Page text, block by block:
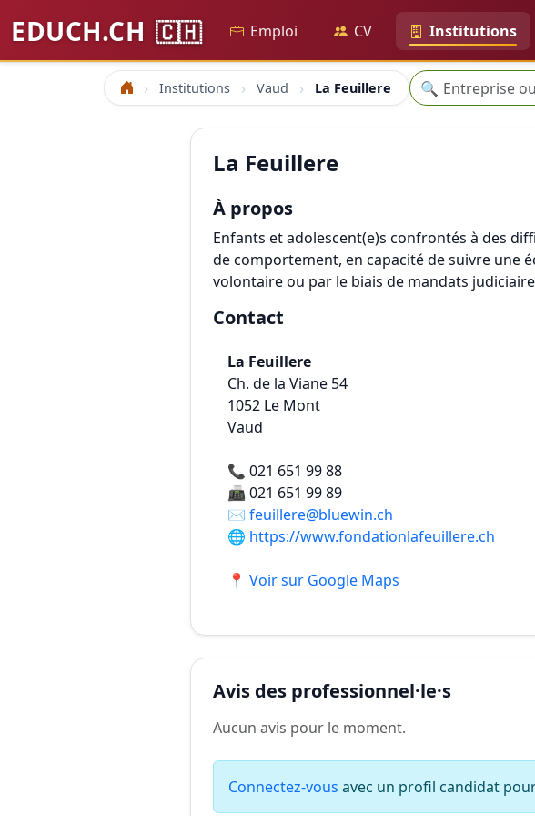
EDUCH.CH 🇨🇭 Emploi CV Institutions
Accueil Institutions Vaud La Feuillere Recherche
🔍
La Feuillere
À propos
Enfants et adolescent(e)s confrontés à des
de comportement, en capacité de suivre une
volontaire ou par le biais de mandats
Contact
La Feuillere
Ch. de la Viane 54
1052 Le Mont
Vaud
📞 021 651 99 88
📠021 651 99 89
✉️ feuillere@bluewin.ch
🌐 https://www.fondationlafeuillere.ch
📍 Voir sur Google Maps
Avis des professionnel·le·s
Aucun avis pour le moment.
Connectez-vous avec un profil candidat